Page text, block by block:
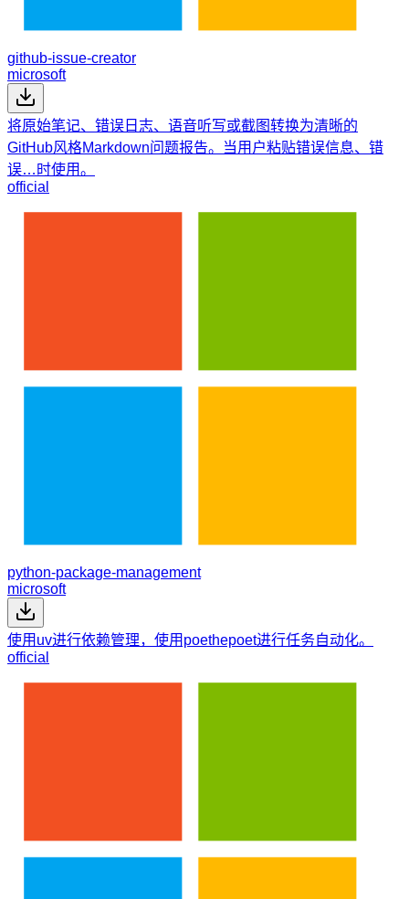
github-issue-creator
microsoft
将原始笔记、错误日志、语音听写或截图转换为清晰的
GitHub风格Markdown问题报告。当用户粘贴错误信息、错
误…时使用。
official
python-package-management
microsoft
使用uv进行依赖管理，使用poethepoet进行任务自动化。
official